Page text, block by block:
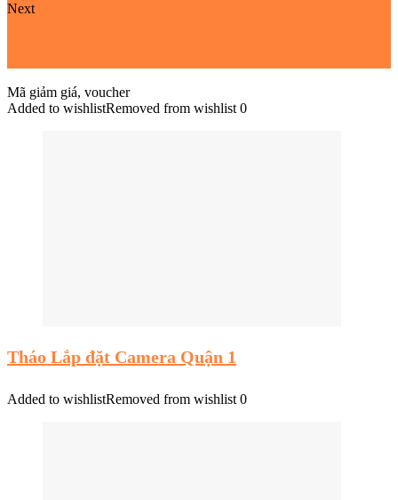
Next
Mã giảm giá, voucher
Added to wishlistRemoved from wishlist 0
Tháo Lắp đặt Camera Quận 1
Added to wishlistRemoved from wishlist 0